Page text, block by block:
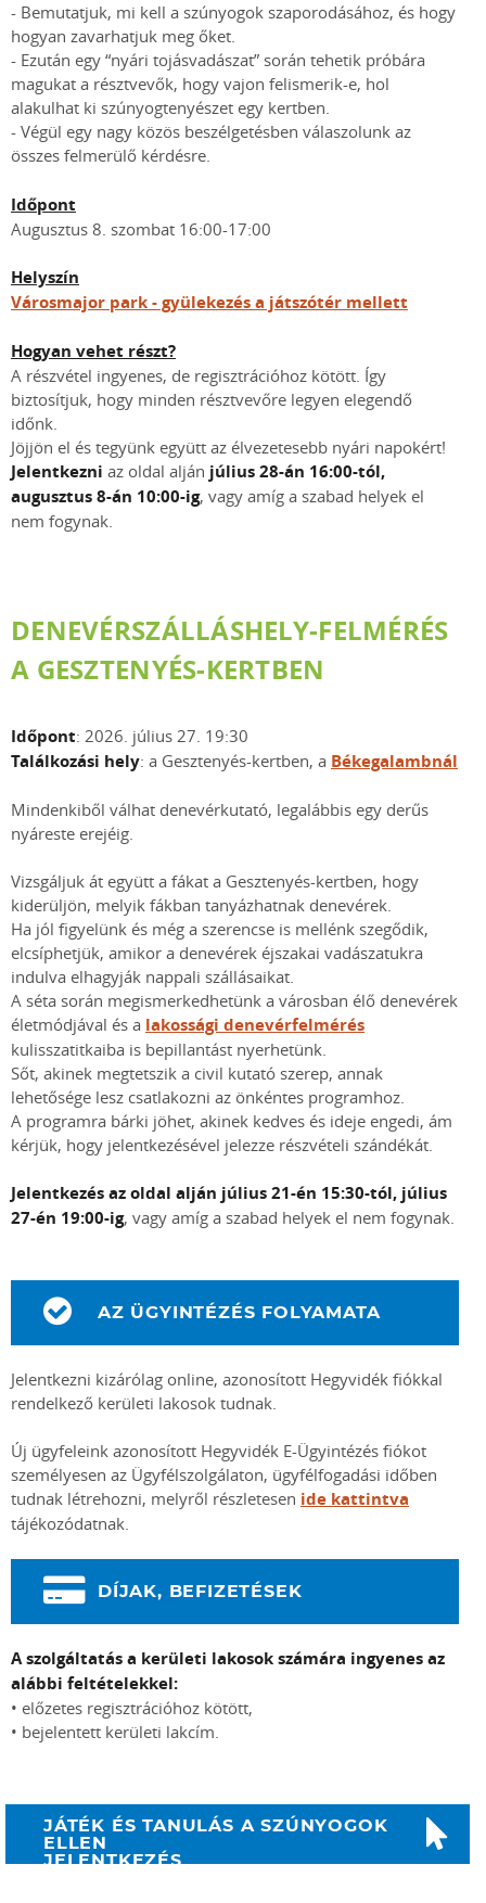
- Bemutatjuk, mi kell a szúnyogok szaporodásához, és hogy
hogyan zavarhatjuk meg őket.
- Ezután egy “nyári tojásvadászat” során tehetik próbára
magukat a résztvevők, hogy vajon felismerik-e, hol
alakulhat ki szúnyogtenyészet egy kertben.
- Végül egy nagy közös beszélgetésben válaszolunk az
összes felmerülő kérdésre.
Időpont
Augusztus 8. szombat 16:00-17:00
Helyszín
Városmajor park - gyülekezés a játszótér mellett
Hogyan vehet részt?
A részvétel ingyenes, de regisztrációhoz kötött. Így
biztosítjuk, hogy minden résztvevőre legyen elegendő
időnk.
Jöjjön el és tegyünk együtt az élvezetesebb nyári napokért!
Jelentkezni az oldal alján július 28-án 16:00-tól,
augusztus 8-án 10:00-ig, vagy amíg a szabad helyek el
nem fogynak.
DENEVÉRSZÁLLÁSHELY-FELMÉRÉS
A GESZTENYÉS-KERTBEN
Időpont: 2026. július 27. 19:30
Találkozási hely: a Gesztenyés-kertben, a Békegalambnál
Mindenkiből válhat denevérkutató, legalábbis egy derűs
nyáreste erejéig.
Vizsgáljuk át együtt a fákat a Gesztenyés-kertben, hogy
kiderüljön, melyik fákban tanyázhatnak denevérek.
Ha jól figyelünk és még a szerencse is mellénk szegődik,
elcsíphetjük, amikor a denevérek éjszakai vadászatukra
indulva elhagyják nappali szállásaikat.
A séta során megismerkedhetünk a városban élő denevérek
életmódjával és a lakossági denevérfelmérés
kulisszatitkaiba is bepillantást nyerhetünk.
Sőt, akinek megtetszik a civil kutató szerep, annak
lehetősége lesz csatlakozni az önkéntes programhoz.
A programra bárki jöhet, akinek kedves és ideje engedi, ám
kérjük, hogy jelentkezésével jelezze részvételi szándékát.
Jelentkezés az oldal alján július 21-én 15:30-tól, július
27-én 19:00-ig, vagy amíg a szabad helyek el nem fogynak.
AZ ÜGYINTÉZÉS FOLYAMATA
Jelentkezni kizárólag online, azonosított Hegyvidék fiókkal
rendelkező kerületi lakosok tudnak.
Új ügyfeleink azonosított Hegyvidék E-Ügyintézés fiókot
személyesen az Ügyfélszolgálaton, ügyfélfogadási időben
tudnak létrehozni, melyről részletesen ide kattintva
tájékozódatnak.
DÍJAK, BEFIZETÉSEK
A szolgáltatás a kerületi lakosok számára ingyenes az
alábbi feltételekkel:
• előzetes regisztrációhoz kötött,
• bejelentett kerületi lakcím.
JÁTÉK ÉS TANULÁS A SZÚNYOGOK
ELLEN
JELENTKEZÉS